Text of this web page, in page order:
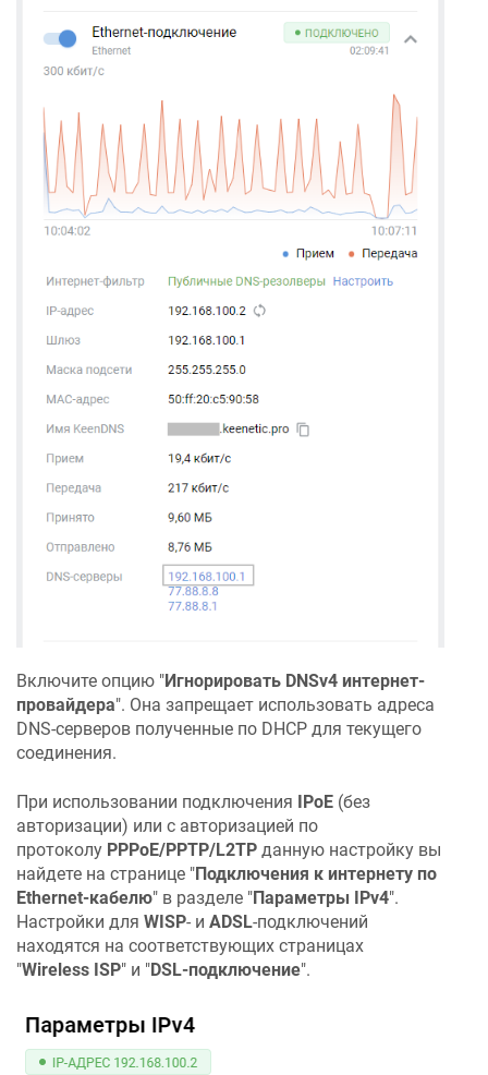
Включите опцию "Игнорировать DNSv4 интернет-
провайдера". Она запрещает использовать адреса
DNS-серверов полученные по DHCP для текущего
соединения.
При использовании подключения IPoE (без
авторизации) или с авторизацией по
протоколу PPPoE/PPTP/L2TP данную настройку вы
найдете на странице "Подключения к интернету по
Ethernet-кабелю" в разделе "Параметры IPv4".
Настройки для WISP- и ADSL-подключений
находятся на соответствующих страницах
"Wireless ISP" и "DSL-подключение".